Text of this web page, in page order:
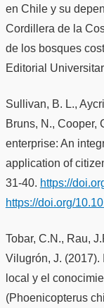
en Chile y su
Cordillera de la
de los bosques
Editorial
Sullivan, B. L.,
Bruns, N., Cooper,
enterprise: An
application of
31-40. https://
https://doi.org/
Tobar, C.N., Rau,
Vilugrón, J.
local y el
(Phoenicopterus